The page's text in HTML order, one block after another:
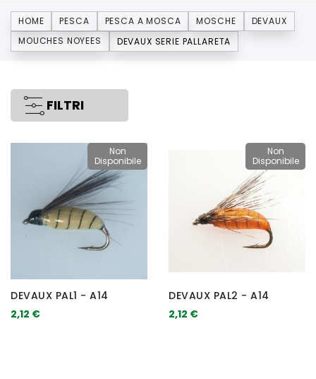
HOME PESCA PESCA A MOSCA MOSCHE
DEVAUX
MOUCHES NOYEES
DEVAUX SERIE PALLARETA
FILTRI
Non
Disponibile
DEVAUX PAL1 - A14
2,12 €
Non
Disponibile
DEVAUX PAL2 - A14
2,12 €